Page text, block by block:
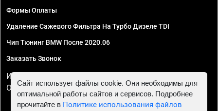
Формы Оплаты
Удаление Сажевого Фильтра На Турбо Дизеле TDI
Чип Тюнинг BMW После 2020.06
Заказать Звонок
ИП Смирнов Георгий Павлович. ИНН 781302555843,
ОГРНИП 324470400032610
Сайт использует файлы cookie. Они необходимы для
оптимальной работы сайтов и сервисов. Подробнее
прочитайте в Политике использования файлов